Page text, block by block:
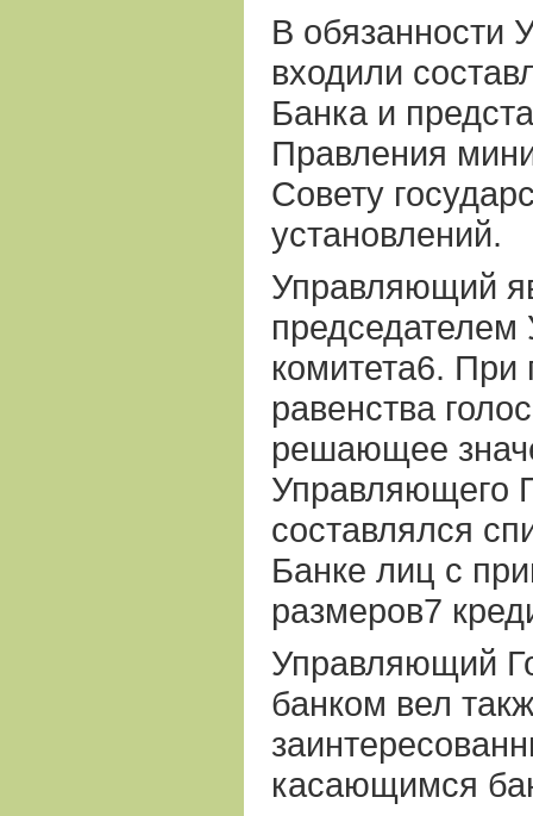
В обязанности
входили
Банка и
Правления
Совету
установлений.
Управляющий
председателем
комитета6. При
равенства
решающее
Управляющего
составлялся
Банке лиц с
размеров7
Управляющий
банком вел
касающимся